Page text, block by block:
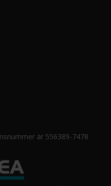
är 556389-7478